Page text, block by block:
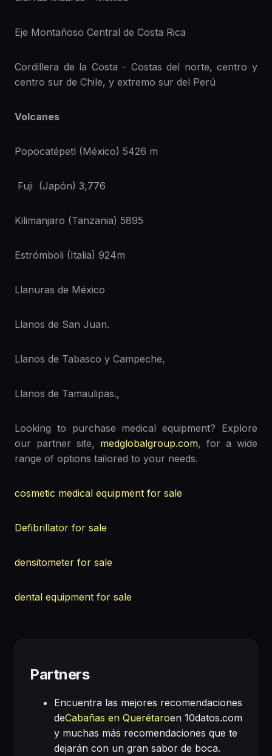
Eje Montañoso Central de Costa Rica
Cordillera de la Costa - Costas del norte, centro y
centro sur de Chile, y extremo sur del Perú
Volcanes
Popocatépetl (México) 5426 m
Fuji (Japón) 3,776
Kilimanjaro (Tanzania) 5895
Estrómboli (Italia) 924m
Llanuras de México
Llanos de San Juan.
Llanos de Tabasco y Campeche,
Llanos de Tamaulipas.,
Looking to purchase medical equipment? Explore
our partner site, medglobalgroup.com, for a wide
range of options tailored to your needs.
cosmetic medical equipment for sale
Defibrillator for sale
densitometer for sale
dental equipment for sale
Partners
Encuentra las mejores recomendaciones
deCabañas en Querétaroen 10datos.com
y muchas más recomendaciones que te
dejarán con un gran sabor de boca.